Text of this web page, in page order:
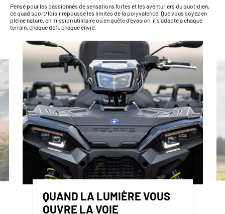
Pensé pour les passionnés de sensations fortes et les aventuriers du quotidien,
ce quad sport/loisir repousse les limites de la polyvalence. Que vous soyez en
pleine nature, en mission utilitaire ou en quête d’évasion, il s’adapte à chaque
terrain, chaque défi, chaque envie.
QUAND LA LUMIÈRE VOUS
OUVRE LA VOIE